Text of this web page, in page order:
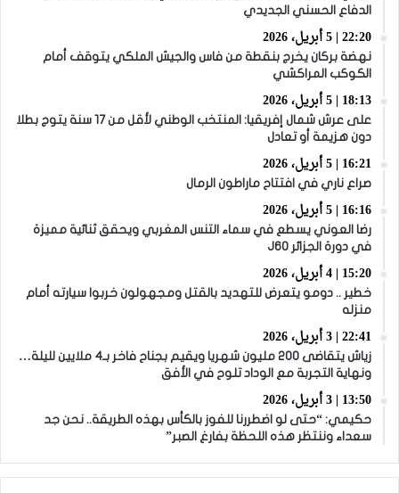
الدفاع الحسني الجديدي
22:20 | 5 أبريل، 2026
نهضة بركان يخرج بنقطة من فاس والجيش الملكي يتوقف أمام
الكوكب المراكشي
18:13 | 5 أبريل، 2026
على عرش شمال إفريقيا: المنتخب الوطني لأقل من 17 سنة يتوج بطلا
دون هزيمة أو تعادل
16:21 | 5 أبريل، 2026
صراع ناري في افتتاح ماراطون الرمال
16:16 | 5 أبريل، 2026
رضا العوني يسطع في سماء التنس المغربي ويحقق ثنائية مميزة
في دورة الجزائر J60
15:20 | 4 أبريل، 2026
خطير .. دومو يتعرض للتهديد بالقتل ومجهولون خربوا سيارته أمام
منزله
22:41 | 3 أبريل، 2026
زياش يتقاضى 200 مليون شهريا ويقيم بجناح فاخر بـ4 ملايين لليلة…
ونهاية التجربة مع الوداد تلوح في الأفق
13:50 | 3 أبريل، 2026
حكيمي: “حتى لو اضطررنا للفوز بالكأس بهذه الطريقة.. نحن جد
سعداء وننتظر هذه اللحظة بفارغ الصبر”